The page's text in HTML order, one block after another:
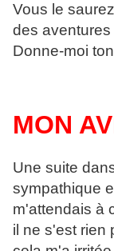
Vous le
des
Donne-moi
MON
Une suite
sympathique
m'attendais à
il ne s'est rien